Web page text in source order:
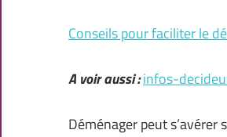
Conseils pour faciliter le
A voir aussi :infos-
Déménager peut